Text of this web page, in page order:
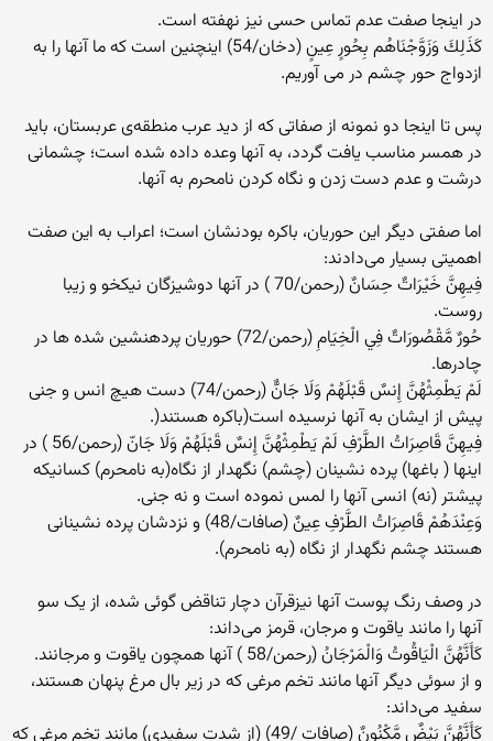
در اینجا صفت عدم تماس حسی نیز نهفته است.
كَذَلِكَ وَزَوَّجْنَاهُم بِحُورٍ عِينٍ (دخان/54) اینچنین است که ما آنها را به
ازدواج حور چشم در می آوریم.
پس تا اینجا دو نمونه از صفاتی که از دید عرب منطقه‌ی عربستان، باید
در همسر مناسب یافت گردد، به آنها وعده داده شده است؛ چشمانی
درشت و عدم دست زدن و نگاه کردن نامحرم به آنها.
اما صفتی دیگر این حوریان، باکره بودنشان است؛ اعراب به این صفت
اهمیتی بسیار می‌دادند:
فِيهِنَّ خَيْرَاتٌ حِسَانٌ (رحمن/70 ) در آنها دوشيزگان نيكخو و زيبا
روست‏.
حُورٌ مَّقْصُورَاتٌ فِي الْخِيَامِ (رحمن/72) حوريان پرده‏نشين شده ها در
چادرها.
لَمْ يَطْمِثْهُنَّ إِنسٌ قَبْلَهُمْ وَلَا جَانٌّ (رحمن/74) دست هيچ انس و جنى
پيش از ايشان به آنها نرسيده است(باکره هستند(.
فِيهِنَّ قَاصِرَاتُ الطَّرْفِ لَمْ يَطْمِثْهُنَّ إِنسٌ قَبْلَهُمْ وَلَا جَانّ (رحمن/56 ) در
اینها ( باغها) پرده نشینان (چشم) نگهدار از نگاه(به نامحرم) کسانیکه
پیشتر (نه) انسی آنها را لمس نموده است و نه جنی.
وَعِنْدَهُمْ قَاصِرَاتُ الطَّرْفِ عِينٌ (صافات/48) و نزدشان پرده نشینانی
هستند چشم نگهدار از نگاه (به نامحرم).
در وصف رنگ پوست آنها نیزقرآن دچار تناقض گوئی شده، از یک سو
آنها را مانند یاقوت و مرجان، قرمز می‌داند:
كَأَنَّهُنَّ الْيَاقُوتُ وَالْمَرْجَانُ (رحمن/58 ) آنها همچون ياقوت و مرجانند.
و از سوئی دیگر آنها مانند تخم مرغی که در زیر بال مرغ پنهان هستند،
سفید می‌داند:
كَأَنَّهُنَّ بَيْضٌ مَّكْنُونٌ (صافات /49) (از شدت سفیدی) مانند تخم مرغی که